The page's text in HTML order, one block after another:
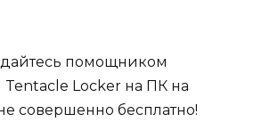
помощником
Locker на ПК на
совершенно бесплатно!